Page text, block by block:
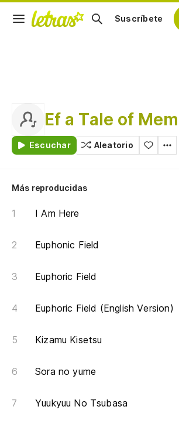
Suscríbete
Ef a Tale of
Escuchar Aleatorio
Más reproducidas
I Am Here
Euphonic Field
Euphoric Field
Euphoric Field (English Version)
Kizamu Kisetsu
Sora no yume
Yuukyuu No Tsubasa